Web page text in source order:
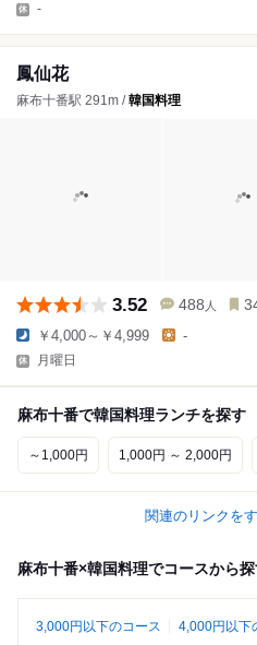
-
鳳仙花
麻布十番駅 291m /韓国料理
3.52 488 人
￥4,000～￥4,999 -
月曜日
麻布十番で韓国料理ランチを探す
～1,000円 1,000円 ～ 2,000円
関連のリンクを
麻布十番×韓国料理でコースから
3,000円以下のコース
4,000円以下